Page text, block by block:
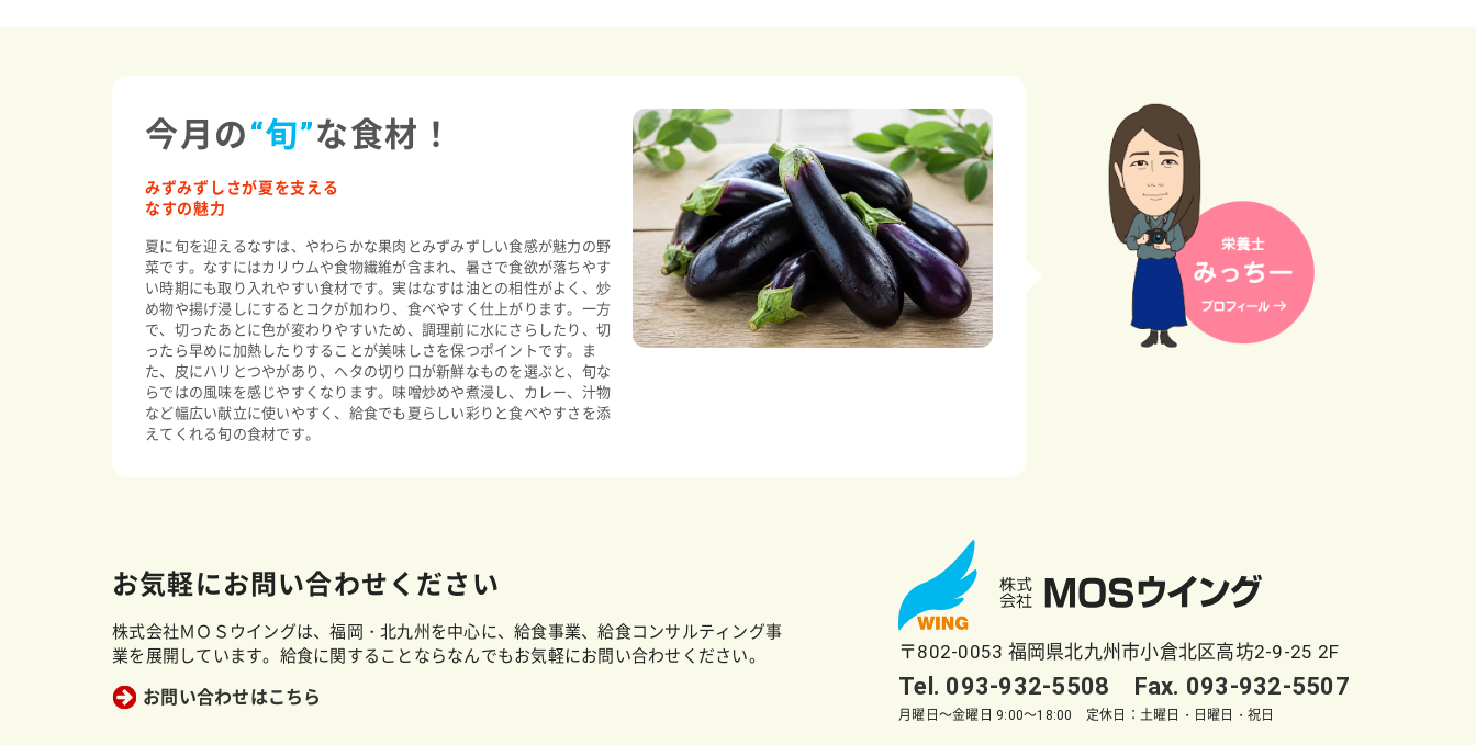
今月の“旬”な食材！
みずみずしさが夏を支える
なすの魅力
夏に旬を迎えるなすは、やわらかな果肉とみずみずしい食感が魅力の野
菜です。なすにはカリウムや食物繊維が含まれ、暑さで食欲が落ちやす
い時期にも取り入れやすい食材です。実はなすは油との相性がよく、炒
め物や揚げ浸しにするとコクが加わり、食べやすく仕上がります。一方
で、切ったあとに色が変わりやすいため、調理前に水にさらしたり、切
ったら早めに加熱したりすることが美味しさを保つポイントです。ま
た、皮にハリとつやがあり、ヘタの切り口が新鮮なものを選ぶと、旬な
らではの風味を感じやすくなります。味噌炒めや煮浸し、カレー、汁物
など幅広い献立に使いやすく、給食でも夏らしい彩りと食べやすさを添
えてくれる旬の食材です。
お気軽にお問い合わせください
株式会社ＭＯＳウイングは、福岡・北九州を中心に、給食事業、給食コンサルティング事
業を展開しています。給食に関することならなんでもお気軽にお問い合わせください。
お問い合わせはこちら
〒802-0053 福岡県北九州市小倉北区高坊2-9-25 2F
Tel. 093-932-5508 Fax. 093-932-5507
月曜日～金曜日 9:00～18:00 定休日：土曜日・日曜日・祝日